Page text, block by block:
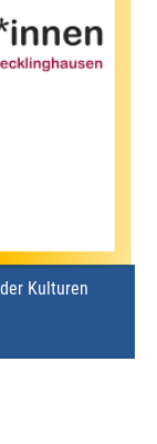
Kulturen